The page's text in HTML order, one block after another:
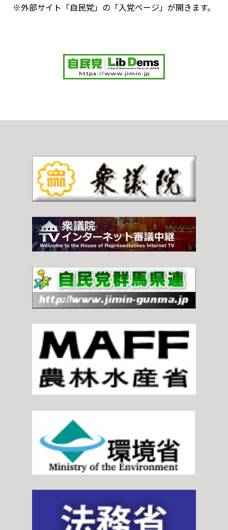
※外部サイト「自民党」の「入党ページ」が開きます。